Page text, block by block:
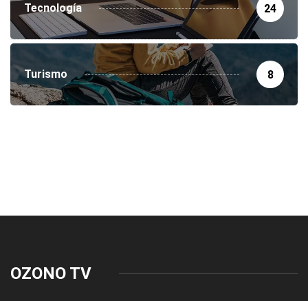
Tecnología 24
Turismo 8
OZONO TV